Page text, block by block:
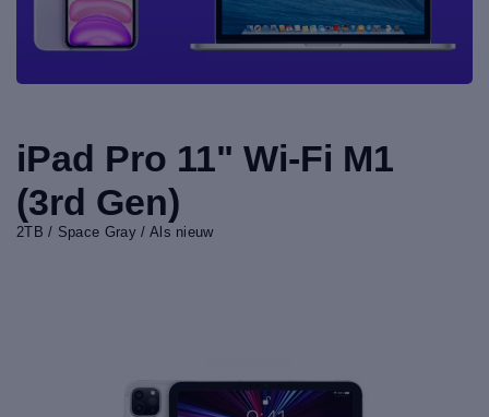
iPad Pro 11" Wi-Fi M1
(3rd Gen)
2TB / Space Gray / Als nieuw